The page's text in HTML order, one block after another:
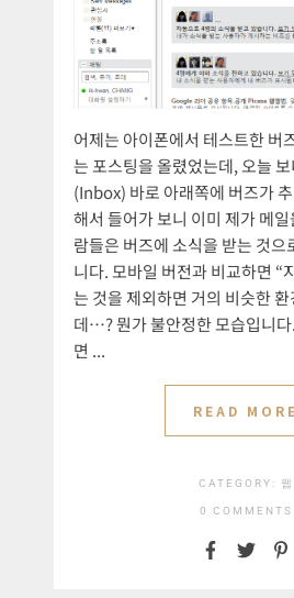
어제는 아이폰에서 테스트한 버
는 포스팅을 올렸었는데, 오늘
(Inbox) 바로 아래쪽에 버즈가
해서 들어가 보니 이미 제가 메
람들은 버즈에 소식을 받는 것으
니다. 모바일 버전과 비교하면 “
는 것을 제외하면 거의 비슷한
데…? 뭔가 불안정한 모습입니
면 ...
READ MORE
CATEGORY: 웹
0 COMMENTS